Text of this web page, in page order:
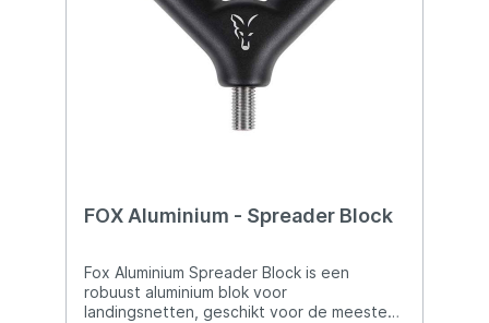
FOX Aluminium - Spreader Block
Fox Aluminium Spreader Block is een
robuust aluminium blok voor
landingsnetten, geschikt voor de meeste